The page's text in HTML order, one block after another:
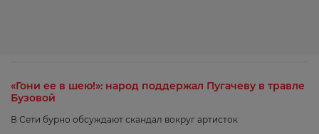
«Гони ее в шею!»: народ поддержал Пугачеву в травле
Бузовой
В Сети бурно обсуждают скандал вокруг артисток